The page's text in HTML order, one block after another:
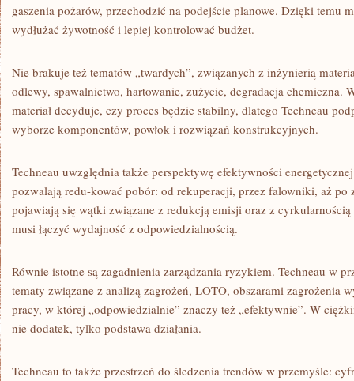
gaszenia pożarów, przechodzić na podejście planowe. Dzięki temu
wydłużać żywotność i lepiej kontrolować budżet.
Nie brakuje też tematów „twardych”, związanych z inżynierią
odlewy, spawalnictwo, hartowanie, zużycie, degradacja chemiczna.
materiał decyduje, czy proces będzie stabilny, dlatego Techneau
wyborze komponentów, powłok i rozwiązań konstrukcyjnych.
Techneau uwzględnia także perspektywę efektywności
pozwalają redu-kować pobór: od rekuperacji, przez falowniki, aż po
pojawiają się wątki związane z redukcją emisji oraz z cyrkularnością
musi łączyć wydajność z odpowiedzialnością.
Równie istotne są zagadnienia zarządzania ryzykiem. Techneau w
tematy związane z analizą zagrożeń, LOTO, obszarami zagrożenia
pracy, w której „odpowiedzialnie” znaczy też „efektywnie”. W
nie dodatek, tylko podstawa działania.
Techneau to także przestrzeń do śledzenia trendów w przemyśle: